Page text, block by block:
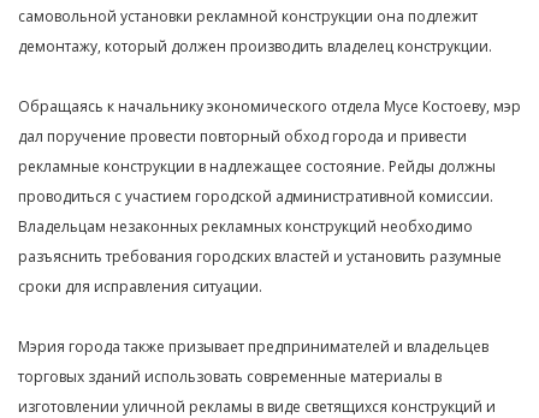
самовольной установки рекламной конструкции она подлежит
демонтажу, который должен производить владелец конструкции.
Обращаясь к начальнику экономического отдела Мусе Костоеву, мэр
дал поручение провести повторный обход города и привести
рекламные конструкции в надлежащее состояние. Рейды должны
проводиться с участием городской административной комиссии.
Владельцам незаконных рекламных конструкций необходимо
разъяснить требования городских властей и установить разумные
сроки для исправления ситуации.
Мэрия города также призывает предпринимателей и владельцев
торговых зданий использовать современные материалы в
изготовлении уличной рекламы в виде светящихся конструкций и